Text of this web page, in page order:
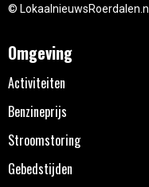
© LokaalnieuwsRoerdalen.nl
Omgeving
Activiteiten
Benzineprijs
Stroomstoring
Gebedstijden